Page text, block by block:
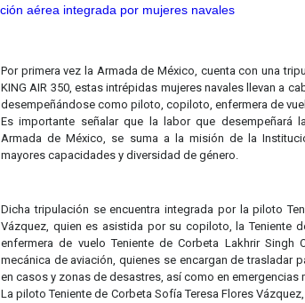
Por primera vez la Armada de México, cuenta con una
KING AIR 350, estas intrépidas mujeres navales llevan a
desempeñándose como piloto, copiloto, enfermera de
Es importante señalar que la labor que desempeñará
Armada de México, se suma a la misión de la
mayores capacidades y diversidad de género.
Dicha tripulación se encuentra integrada por la piloto
Vázquez, quien es asistida por su copiloto, la Teniente
enfermera de vuelo Teniente de Corbeta Lakhrir Singh
mecánica de aviación, quienes se encargan de trasladar
en casos y zonas de desastres, así como en emergencias
La piloto Teniente de Corbeta Sofía Teresa Flores